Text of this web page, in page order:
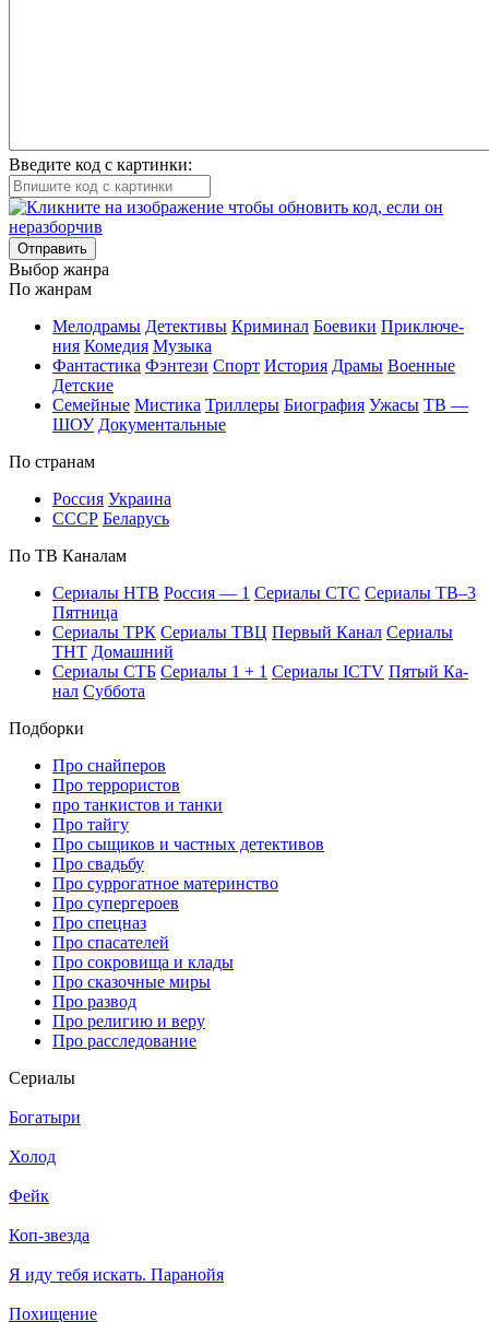
Введите код с картинки:
Отправить
Вы­бор жан­ра
По жан­рам
Ме­ло­дра­мы Де­тек­ти­вы Кри­ми­нал Бое­ви­ки При­клю­че­
ния Ко­ме­дия Му­зы­ка
Фан­та­сти­ка Фэн­те­зи Спорт Ис­то­рия Дра­мы Во­ен­ные
Дет­ские
Се­мей­ные Мис­ти­ка Трил­ле­ры Био­гра­фия Ужа­сы ТВ —
ШОУ До­ку­мен­таль­ные
По стра­нам
Рос­сия Ук­раи­на
СССР Бе­ла­русь
По ТВ Ка­на­лам
Се­риа­лы НТВ Рос­сия — 1 Се­риа­лы СТС Се­риа­лы ТВ–3
Пят­ни­ца
Се­риа­лы ТРК Се­риа­лы ТВЦ Пер­вый Ка­нал Се­риа­лы
ТНТ До­маш­ний
Се­риа­лы СТБ Се­риа­лы 1 + 1 Се­риа­лы ICTV Пя­тый Ка­
нал Суб­бо­та
Подборки
Про снайперов
Про террористов
про танкистов и танки
Про тайгу
Про сыщиков и частных детективов
Про свадьбу
Про суррогатное материнство
Про супергероев
Про спецназ
Про спасателей
Про сокровища и клады
Про сказочные миры
Про развод
Про религию и веру
Про расследование
Се­риа­лы
Богатыри
Холод
Фейк
Коп-звезда
Я иду тебя искать. Паранойя
Похищение